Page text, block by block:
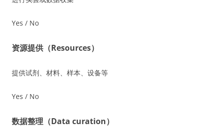
Yes / No
资源提供（Resources）
提供试剂、材料、样本、设备等
Yes / No
数据整理（Data curation）